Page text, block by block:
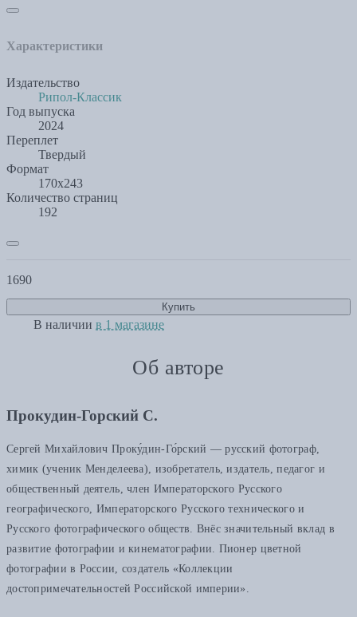
Характеристики
Издательство
Рипол-Классик
Год выпуска
2024
Переплет
Твердый
Формат
170x243
Количество страниц
192
1690
Купить
В наличии в 1 магазине
Об авторе
Прокудин-Горский С.
Сергей Михайлович Проку́дин-Го́рский — русский фотограф,
химик (ученик Менделеева), изобретатель, издатель, педагог и
общественный деятель, член Императорского Русского
географического, Императорского Русского технического и
Русского фотографического обществ. Внёс значительный вклад в
развитие фотографии и кинематографии. Пионер цветной
фотографии в России, создатель «Коллекции
достопримечательностей Российской империи».